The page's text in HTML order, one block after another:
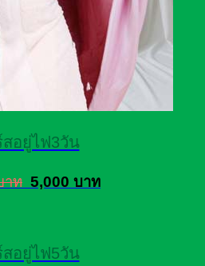
อยู่ไฟ3วัน
าท 5,000 บาท
อยู่ไฟ5วัน